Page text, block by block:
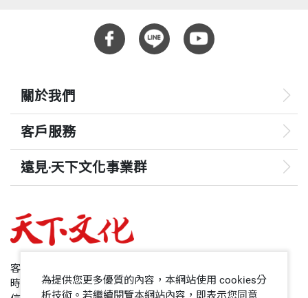
關於我們
客戶服務
遠見‧天下文化事業群
哈佛商業評論
客服專線：+886 2 2662-0012
時間：週一~週五9:00~12:30;13:30~17:00
為提供您更多優質的內容，本網站使用 cookies分
析技術。若繼續閱覽本網站內容，即表示您同意